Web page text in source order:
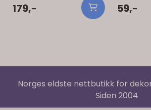
179,- 59,-
Norges eldste nettbutikk for
Siden 2004